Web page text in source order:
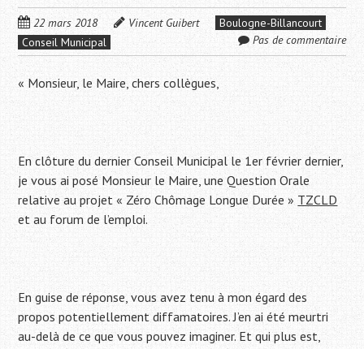
22 mars 2018 Vincent Guibert
Boulogne-Billancourt
Conseil Municipal
Pas de commentaire
« Monsieur, le Maire, chers collègues,
En clôture du dernier Conseil Municipal le 1er février dernier,
je vous ai posé Monsieur le Maire, une Question Orale
relative au projet « Zéro Chômage Longue Durée » TZCLD
et au forum de l’emploi.
En guise de réponse, vous avez tenu à mon égard des
propos potentiellement diffamatoires. J’en ai été meurtri
au-delà de ce que vous pouvez imaginer. Et qui plus est,